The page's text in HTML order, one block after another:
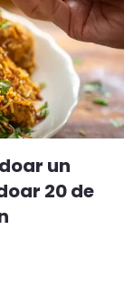
un
20 de